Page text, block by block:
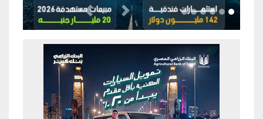
Previous Next